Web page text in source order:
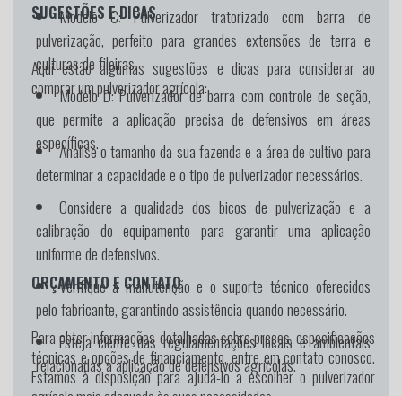
Modelo C:Pulverizador tratorizado com barra de
pulverização, perfeito para grandes extensões de terra e
culturas de fileiras.
Modelo D:Pulverizador de barra com controle de seção,
que permite a aplicação precisa de defensivos em áreas
específicas.
SUGESTÕES E DICAS
Aqui estão algumas sugestões e dicas para considerar ao
comprar um pulverizador agrícola:
Analise o tamanho da sua fazenda e a área de cultivo para
determinar a capacidade e o tipo de pulverizador necessários.
Considere a qualidade dos bicos de pulverização e a
calibração do equipamento para garantir uma aplicação
uniforme de defensivos.
Verifique a manutenção e o suporte técnico oferecidos
pelo fabricante, garantindo assistência quando necessário.
Esteja ciente das regulamentações locais e ambientais
relacionadas à aplicação de defensivos agrícolas.
ORÇAMENTO E CONTATO
Para obter informações detalhadas sobre preços, especificações
técnicas e opções de financiamento, entre em contato conosco.
Estamos à disposição para ajudá-lo a escolher o pulverizador